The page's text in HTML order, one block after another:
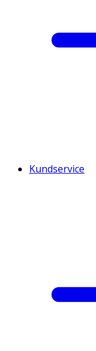
Kundservice